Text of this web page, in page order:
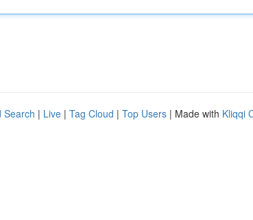
Search | Live | Tag Cloud | Top Users | Made with Kliqqi